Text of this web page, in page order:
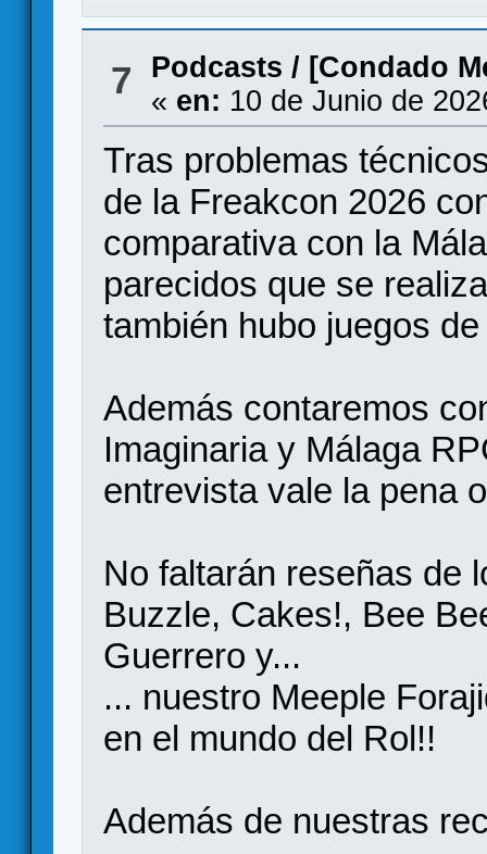
7 Podcasts / [Condado
« en: 10 de Junio de
Tras problemas
de la Freakcon 2026
comparativa con la
parecidos que se
también hubo juegos
Además contaremos
Imaginaria y Málaga
entrevista vale la pena
No faltarán reseñas de
Buzzle, Cakes!, Bee
Guerrero y...
... nuestro Meeple
en el mundo del Rol!!
Además de nuestras